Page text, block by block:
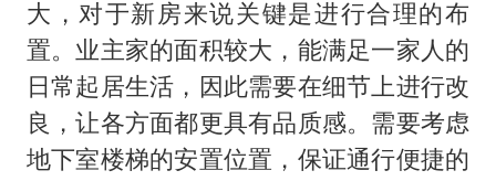
的需求，保证采光、功能性和没关系；地
下室则不只是用作储物，更是结合了业主
的生活习惯和社交方式来进行布局。设计
完成后，应业主喜好提供新中式的装修风
格效果参考。